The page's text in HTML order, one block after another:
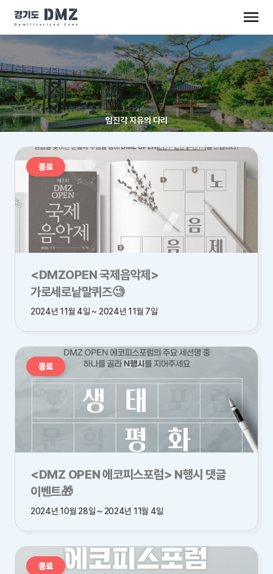
임진각 자유의 다리
종료
<DMZOPEN 국제음악제>
가로세로낱말퀴즈🧐
2024년 11월 4일 ~ 2024년 11월 7일
종료
<DMZ OPEN 에코피스포럼> N행시 댓글
이벤트🎁
2024년 10월 28일 ~ 2024년 11월 4일
종료